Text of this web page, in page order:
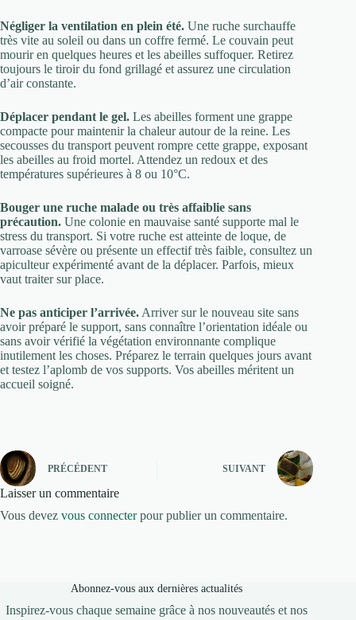
Négliger la ventilation en plein été. Une ruche surchauffe
très vite au soleil ou dans un coffre fermé. Le couvain peut
mourir en quelques heures et les abeilles suffoquer. Retirez
toujours le tiroir du fond grillagé et assurez une circulation
d’air constante.
Déplacer pendant le gel. Les abeilles forment une grappe
compacte pour maintenir la chaleur autour de la reine. Les
secousses du transport peuvent rompre cette grappe, exposant
les abeilles au froid mortel. Attendez un redoux et des
températures supérieures à 8 ou 10°C.
Bouger une ruche malade ou très affaiblie sans
précaution. Une colonie en mauvaise santé supporte mal le
stress du transport. Si votre ruche est atteinte de loque, de
varroase sévère ou présente un effectif très faible, consultez un
apiculteur expérimenté avant de la déplacer. Parfois, mieux
vaut traiter sur place.
Ne pas anticiper l’arrivée. Arriver sur le nouveau site sans
avoir préparé le support, sans connaître l’orientation idéale ou
sans avoir vérifié la végétation environnante complique
inutilement les choses. Préparez le terrain quelques jours avant
et testez l’aplomb de vos supports. Vos abeilles méritent un
accueil soigné.
PRÉCÉDENT SUIVANT
Laisser un commentaire
Vous devez vous connecterpour publier un commentaire.
Abonnez-vous aux dernières actualités
Inspirez-vous chaque semaine grâce à nos nouveautés et nos